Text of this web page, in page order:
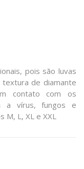
pois são luvas
de diamante
contato com os
a vírus, fungos e
L, XL e XXL